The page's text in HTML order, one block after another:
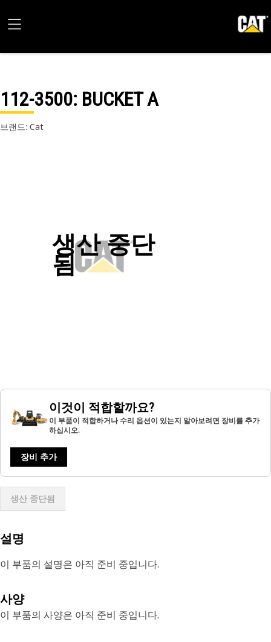
112-3500: BUCKET A
브랜드: Cat
생산 중단
됨
이것이 적합할까요?
이 부품이 적합하거나 수리 옵션이 있는지 알아보려면 장비를 추가
하십시오.
장비 추가
생산 중단됨
설명
이 부품의 설명은 아직 준비 중입니다.
사양
이 부품의 사양은 아직 준비 중입니다.